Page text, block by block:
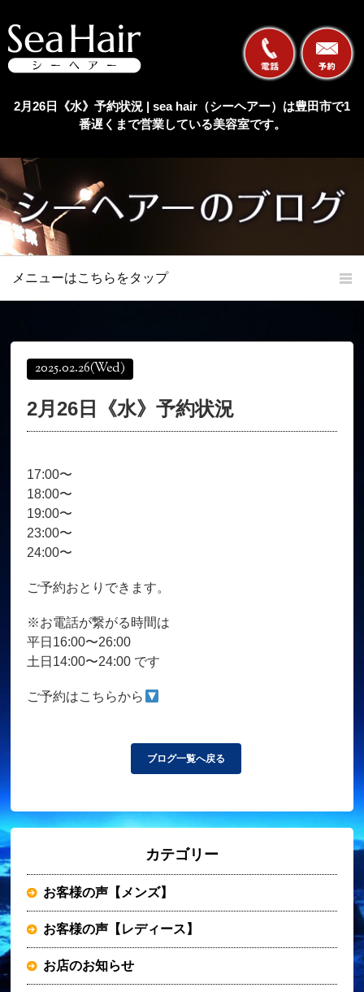
2月26日《水》予約状況 | sea hair（シーヘアー）は豊田市で1
番遅くまで営業している美容室です。
メニューはこちらをタップ
オンラインショップ
育毛コース よくある質問
お客様の声
ご予約＋お問い合わせ
2025.02.26(Wed)
2月26日《水》予約状況
17:00〜
18:00〜
19:00〜
23:00〜
24:00〜
ご予約おとりできます。
※お電話が繋がる時間は
平日16:00〜26:00
土日14:00〜24:00 です
ご予約はこちらから
ブログ一覧へ戻る
カテゴリー
お客様の声【メンズ】
お客様の声【レディース】
お店のお知らせ